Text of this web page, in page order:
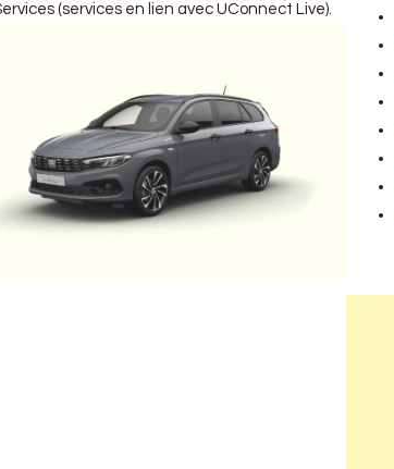
(services en lien avec UConnect Live).